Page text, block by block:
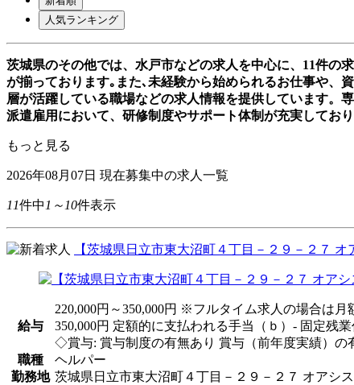
人気ランキング
茨城県のその他では、水戸市などの求人を中心に、11件の
が揃っております｡また､未経験から始められるお仕事や、
層が活躍している職場などの求人情報を提供しています。
派遣雇用において、研修制度やサポート体制が充実してお
もっと見る
2026年08月07日 現在募集中の求人一覧
11件中1～10件表示
【茨城県日立市東大沼町４丁目－２９－２７
給与
220,000円～350,000円 ※フルタイム求人の場合は
350,000円 定額的に支払われる手当（ｂ）- 固定残
◇賞与: 賞与制度の有無あり 賞与（前年度実績）の
職種
ヘルパー
勤務地 茨城県日立市東大沼町４丁目－２９－２７ オアシ